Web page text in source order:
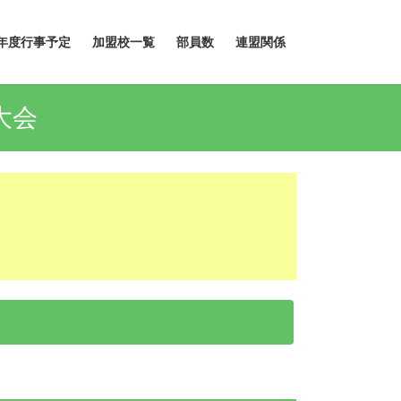
度行事予定 加盟校一覧 部員数 連盟関係
会